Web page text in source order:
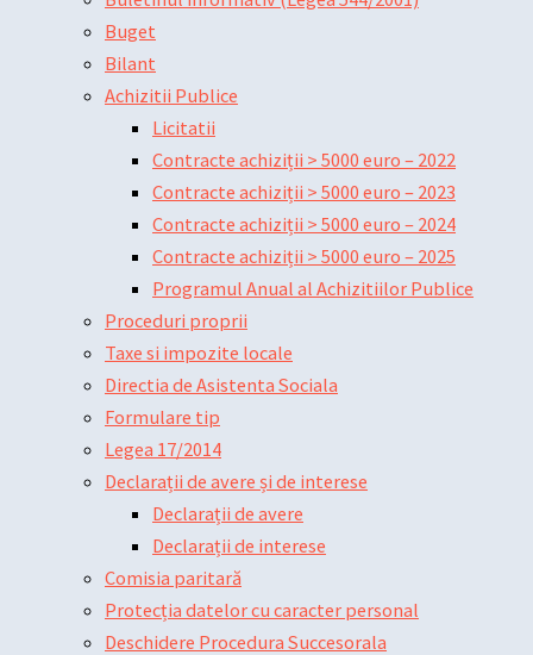
Buget
Bilant
Achizitii Publice
Licitatii
Contracte achiziții > 5000 euro – 2022
Contracte achiziții > 5000 euro – 2023
Contracte achiziții > 5000 euro – 2024
Contracte achiziții > 5000 euro – 2025
Programul Anual al Achizitiilor Publice
Proceduri proprii
Taxe si impozite locale
Directia de Asistenta Sociala
Formulare tip
Legea 17/2014
Declarații de avere și de interese
Declarații de avere
Declarații de interese
Comisia paritară
Protecția datelor cu caracter personal
Deschidere Procedura Succesorala